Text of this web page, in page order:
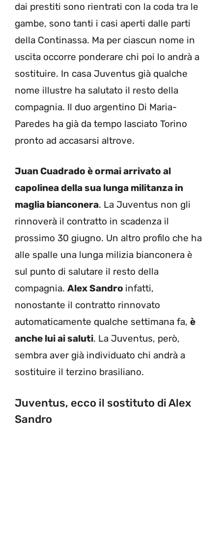
dai prestiti sono rientrati con la coda tra le
gambe, sono tanti i casi aperti dalle parti
della Continassa. Ma per ciascun nome in
uscita occorre ponderare chi poi lo andrà a
sostituire. In casa Juventus già qualche
nome illustre ha salutato il resto della
compagnia. Il duo argentino Di Maria-
Paredes ha già da tempo lasciato Torino
pronto ad accasarsi altrove.
Juan Cuadrado è ormai arrivato al
capolinea della sua lunga militanza in
maglia bianconera. La Juventus non gli
rinnoverà il contratto in scadenza il
prossimo 30 giugno. Un altro profilo che ha
alle spalle una lunga milizia bianconera è
sul punto di salutare il resto della
compagnia. Alex Sandro infatti,
nonostante il contratto rinnovato
automaticamente qualche settimana fa, è
anche lui ai saluti. La Juventus, però,
sembra aver già individuato chi andrà a
sostituire il terzino brasiliano.
Juventus, ecco il sostituto di Alex
Sandro